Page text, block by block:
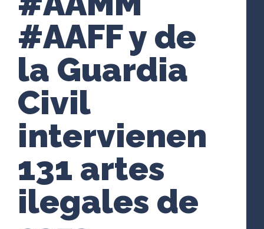
#AAFF y de
la Guardia
Civil
intervienen
131 artes
ilegales de